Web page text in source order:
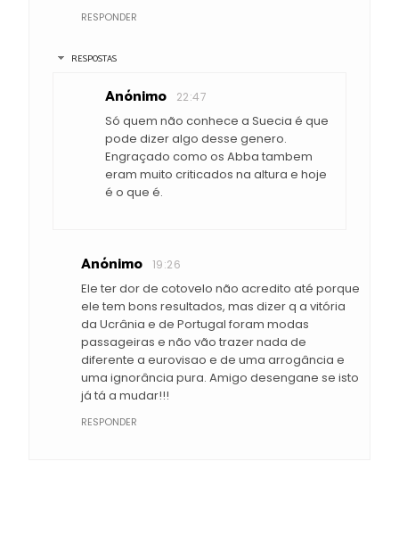
RESPONDER
RESPOSTAS
Anónimo 22:47
Só quem não conhece a Suecia é que
pode dizer algo desse genero.
Engraçado como os Abba tambem
eram muito criticados na altura e hoje
é o que é.
Anónimo 19:26
Ele ter dor de cotovelo não acredito até porque
ele tem bons resultados, mas dizer q a vitória
da Ucrânia e de Portugal foram modas
passageiras e não vão trazer nada de
diferente a eurovisao e de uma arrogância e
uma ignorância pura. Amigo desengane se isto
já tá a mudar!!!
RESPONDER